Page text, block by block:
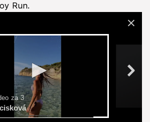
Run.
za 2